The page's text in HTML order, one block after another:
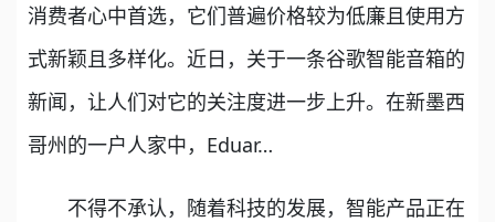
消费者心中首选，它们普遍价格较为低廉且使用方
式新颖且多样化。近日，关于一条谷歌智能音箱的
新闻，让人们对它的关注度进一步上升。在新墨西
哥州的一户人家中，Eduar…
不得不承认，随着科技的发展，智能产品正在